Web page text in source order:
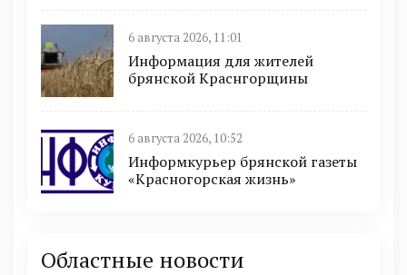
6 августа 2026, 11:01
Информация для жителей
брянской Краснгорщины
6 августа 2026, 10:52
Информкурьер брянской газеты
«Красногорская жизнь»
Областные новости